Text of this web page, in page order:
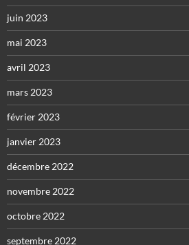
juin 2023
mai 2023
avril 2023
mars 2023
février 2023
janvier 2023
décembre 2022
novembre 2022
octobre 2022
septembre 2022